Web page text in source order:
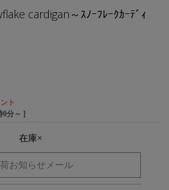
cardigan～ｽﾉｰﾌﾚｰｸｶｰﾃﾞｨ
ト
0分～ ]
在庫×